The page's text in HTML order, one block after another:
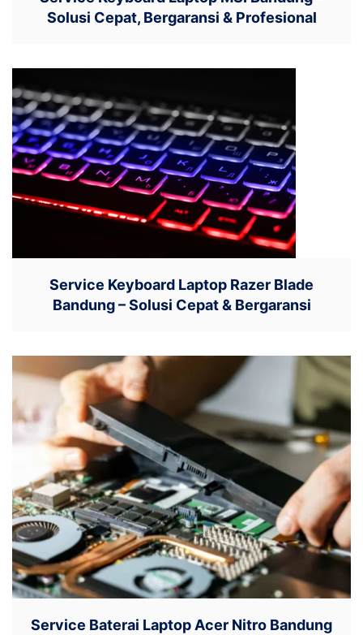
Solusi Cepat, Bergaransi & Profesional
Service Keyboard Laptop Razer Blade
Bandung – Solusi Cepat & Bergaransi
Service Baterai Laptop Acer Nitro Bandung